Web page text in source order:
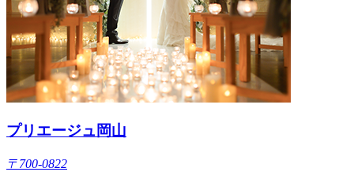
プリエージュ岡山
〒700-0822